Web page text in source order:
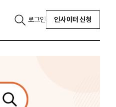
로그인 인사이터 신청